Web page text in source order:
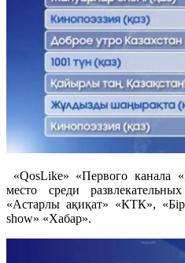
«QosLike» «Первого канала
место среди
«Астарлы ақиқат» «КТК»,
show» «Хабар».